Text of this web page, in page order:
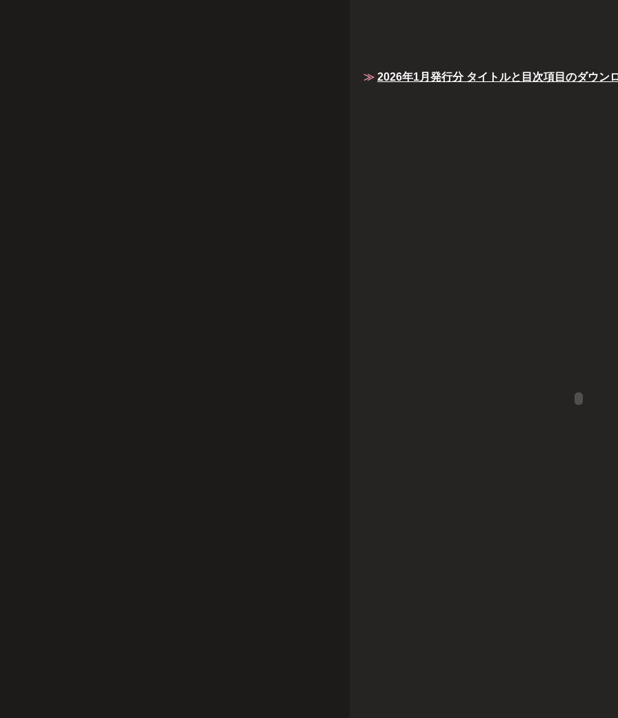
≫ 2026年1月発行分 タイトルと目次項目のダウン